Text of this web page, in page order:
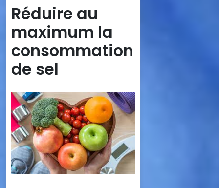
Réduire au
maximum la
consommation
de sel